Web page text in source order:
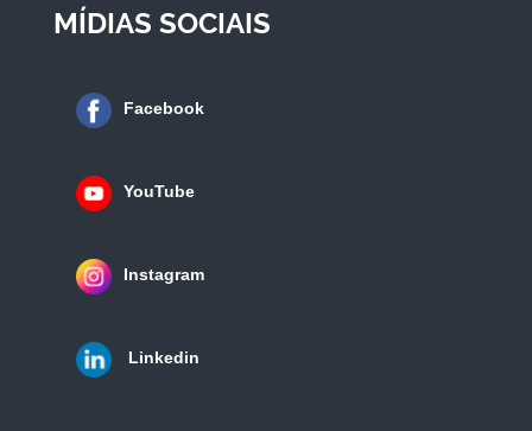
MÍDIAS SOCIAIS
Facebook
YouTube
Instagram
Linkedin